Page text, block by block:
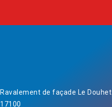
Ravalement de façade Le Douhet
17100